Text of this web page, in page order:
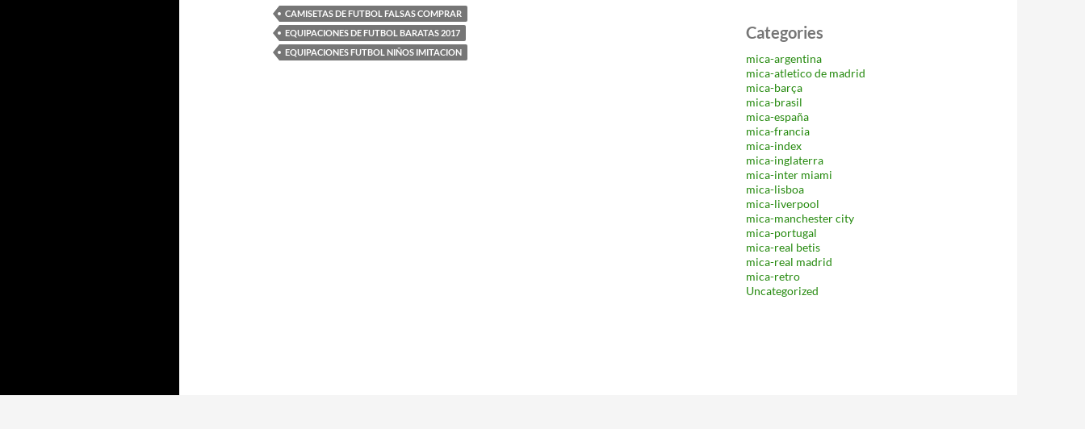
CAMISETAS DE FUTBOL FALSAS COMPRAR
EQUIPACIONES DE FUTBOL BARATAS 2017
EQUIPACIONES FUTBOL NIÑOS IMITACION
Categories
mica-argentina
mica-atletico de madrid
mica-barça
mica-brasil
mica-españa
mica-francia
mica-index
mica-inglaterra
mica-inter miami
mica-lisboa
mica-liverpool
mica-manchester city
mica-portugal
mica-real betis
mica-real madrid
mica-retro
Uncategorized